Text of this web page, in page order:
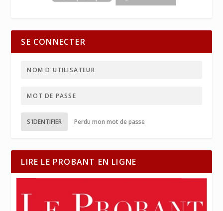
SE CONNECTER
S'IDENTIFIER Perdu mon mot de passe
LIRE LE PROBANT EN LIGNE